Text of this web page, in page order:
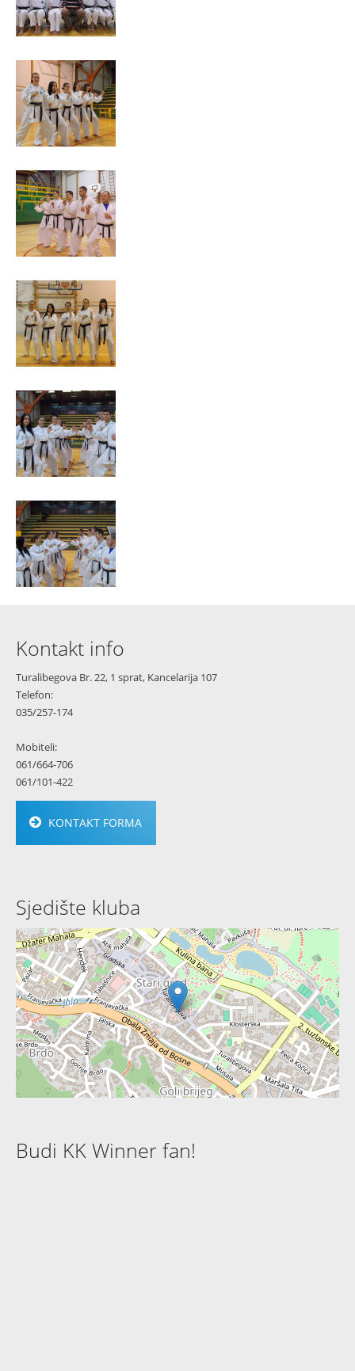
Kontakt info
Turalibegova Br. 22, 1 sprat, Kancelarija 107
Telefon:
035/257-174
Mobiteli:
061/664-706
061/101-422
KONTAKT FORMA
Sjedište kluba
Budi KK Winner fan!